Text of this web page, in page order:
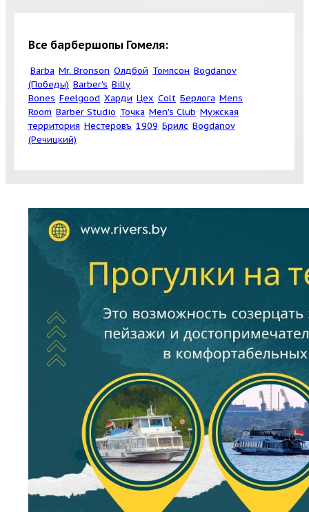
Все барбершопы Гомеля:
Barba Mr. Bronson Олдбой Томпсон Bogdanov
(Победы) Barber's Billy
Bones Feelgood Харди Цех Colt Берлога Mens
Room Barber Studio Точка Men's Club Мужская
территория Нестеровъ 1909 Брилс Bogdanov
(Речицкий)